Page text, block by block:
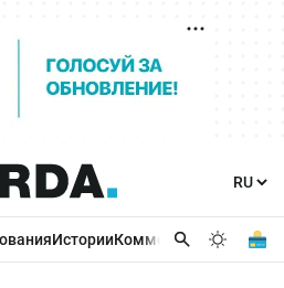
ИсторииКомментарииБизнес